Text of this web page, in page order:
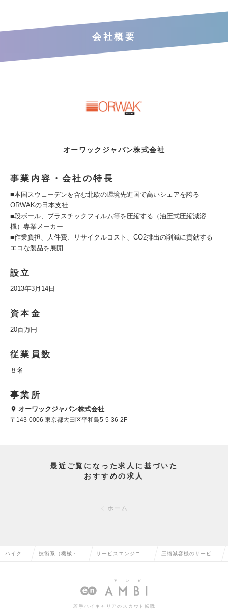
会社概要
オーワックジャパン株式会社
事業内容・会社の特長
■本国スウェーデンを含む北欧の環境先進国で高いシェアを誇る
ORWAKの日本支社
■段ボール、プラスチックフィルム等を圧縮する（油圧式圧縮減溶
機）専業メーカー
■作業負担、人件費、リサイクルコスト、CO2排出の削減に貢献する
エコな製品を展開
設立
2013年3月14日
資本金
20百万円
従業員数
８名
事業所
オーワックジャパン株式会社
〒143-0006 東京都大田区平和島5-5-36-2F
最近ご覧になった求人に基づいた
おすすめの求人
ホーム
ハイクラ 技術系（機械・メ サービスエンジニ
ックの転職
圧縮減容機のサービス
若手ハイキャリアのスカウト転職